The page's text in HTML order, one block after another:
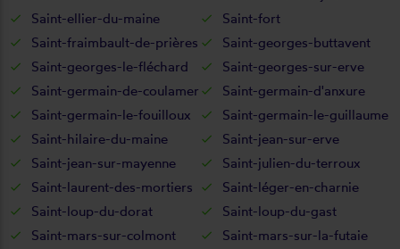
Saint-ellier-du-maine
Saint-fort
Saint-fraimbault-de-prières
Saint-georges-buttavent
Saint-georges-le-fléchard
Saint-georges-sur-erve
Saint-germain-de-coulamer
Saint-germain-d'anxure
Saint-germain-le-fouilloux
Saint-germain-le-guillaume
Saint-hilaire-du-maine
Saint-jean-sur-erve
Saint-jean-sur-mayenne
Saint-julien-du-terroux
Saint-laurent-des-mortiers
Saint-léger-en-charnie
Saint-loup-du-dorat
Saint-loup-du-gast
Saint-mars-sur-colmont
Saint-mars-sur-la-futaie